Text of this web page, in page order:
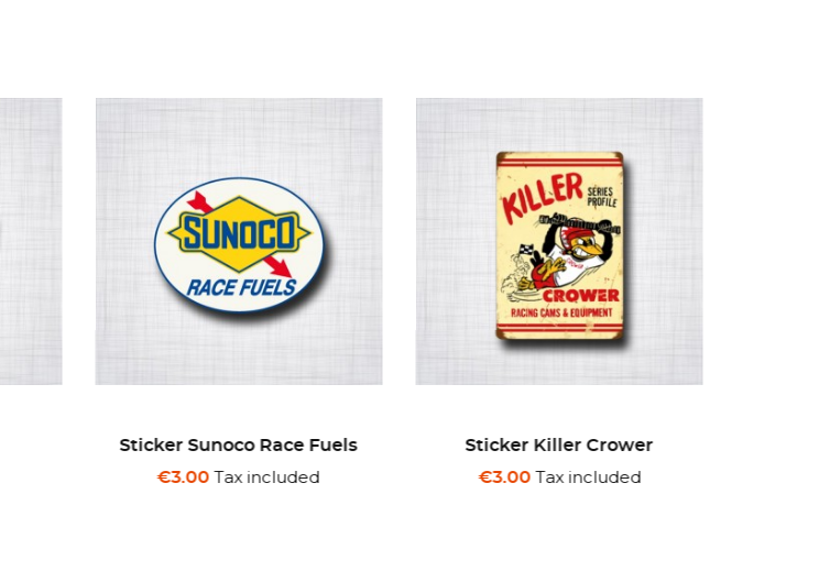
Sticker Sunoco Race Fuels
€3.00 Tax included
Sticker Killer Crower
€3.00 Tax included